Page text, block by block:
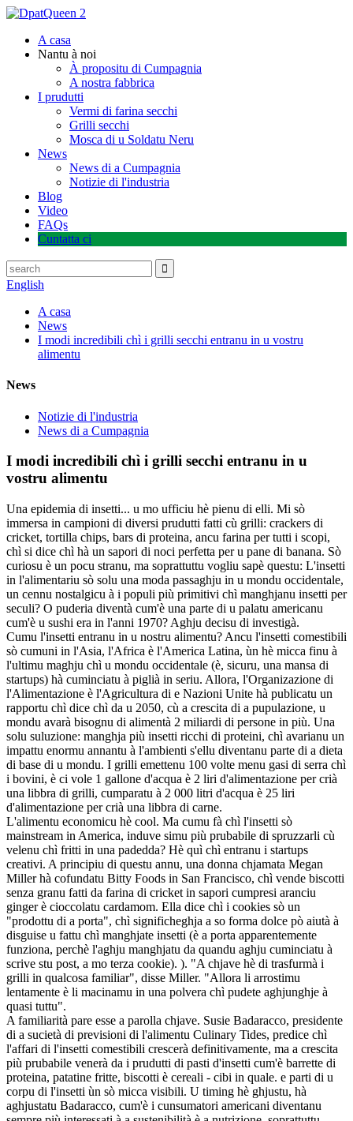
A casa
Nantu à noi
À propositu di Cumpagnia
A nostra fabbrica
I prudutti
Vermi di farina secchi
Grilli secchi
Mosca di u Soldatu Neru
News
News di a Cumpagnia
Notizie di l'industria
Blog
Video
FAQs
Cuntatta ci
English
A casa
News
I modi incredibili chì i grilli secchi entranu in u vostru
alimentu
News
Notizie di l'industria
News di a Cumpagnia
I modi incredibili chì i grilli secchi entranu in u
vostru alimentu
Una epidemia di insetti... u mo ufficiu hè pienu di elli. Mi sò
immersa in campioni di diversi prudutti fatti cù grilli: crackers di
cricket, tortilla chips, bars di proteina, ancu farina per tutti i scopi,
chì si dice chì hà un sapori di noci perfetta per u pane di banana. Sò
curiosu è un pocu stranu, ma soprattuttu vogliu sapè questu: L'insetti
in l'alimentariu sò solu una moda passaghju in u mondu occidentale,
un cennu nostalgicu à i populi più primitivi chì manghjanu insetti per
seculi? O puderia diventà cum'è una parte di u palatu americanu
cum'è u sushi era in l'anni 1970? Aghju decisu di investigà.
Cumu l'insetti entranu in u nostru alimentu? Ancu l'insetti comestibili
sò cumuni in l'Asia, l'Africa è l'America Latina, ùn hè micca finu à
l'ultimu maghju chì u mondu occidentale (è, sicuru, una mansa di
startups) hà cuminciatu à piglià in seriu. Allora, l'Organizazione di
l'Alimentazione è l'Agricultura di e Nazioni Unite hà publicatu un
rapportu chì dice chì da u 2050, cù a crescita di a pupulazione, u
mondu avarà bisognu di alimentà 2 miliardi di persone in più. Una
solu suluzione: manghja più insetti ricchi di proteini, chì avarianu un
impattu enormu annantu à l'ambienti s'ellu diventanu parte di a dieta
di base di u mondu. I grilli emettenu 100 volte menu gasi di serra chì
i bovini, è ci vole 1 gallone d'acqua è 2 liri d'alimentazione per crià
una libbra di grilli, cumparatu à 2 000 litri d'acqua è 25 liri
d'alimentazione per crià una libbra di carne.
L'alimentu economicu hè cool. Ma cumu fà chì l'insetti sò
mainstream in America, induve simu più prubabile di spruzzarli cù
velenu chì fritti in una padedda? Hè quì chì entranu i startups
creativi. A principiu di questu annu, una donna chjamata Megan
Miller hà cofundatu Bitty Foods in San Francisco, chì vende biscotti
senza granu fatti da farina di cricket in sapori cumpresi aranciu
ginger è cioccolatu cardamom. Ella dice chì i cookies sò un
"prodottu di a porta", chì significheghja a so forma dolce pò aiutà à
disguise u fattu chì manghjate insetti (è a porta apparentemente
funziona, perchè l'aghju manghjatu da quandu aghju cuminciatu à
scrive stu post, a mo terza cookie). ). "A chjave hè di trasfurmà i
grilli in qualcosa familiar", disse Miller. "Allora li arrostimu
lentamente è li macinamu in una polvera chì pudete aghjunghje à
quasi tuttu".
A familiarità pare esse a parolla chjave. Susie Badaracco, presidente
di a sucietà di previsioni di l'alimentu Culinary Tides, predice chì
l'affari di l'insetti comestibili crescerà definitivamente, ma a crescita
più prubabile venerà da i prudutti di pasti d'insetti cum'è barrette di
proteina, patatine fritte, biscotti è cereali - cibi in quale. e parti di u
corpu di l'insetti ùn sò micca visibili. U timing hè ghjustu, hà
aghjustatu Badaracco, cum'è i cunsumatori americani diventanu